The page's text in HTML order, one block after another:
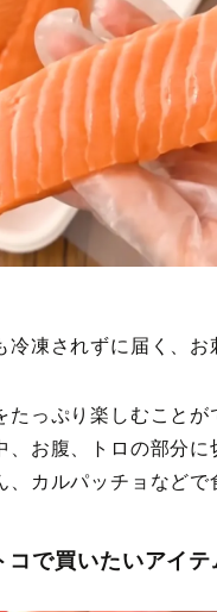
冷凍されずに届く、
たっぷり楽しむこと
、お腹、トロの部分
、カルパッチョなど
コで買いたいアイ